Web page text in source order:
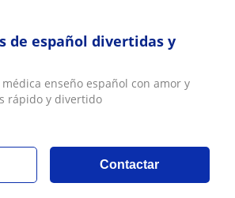
de español divertidas y
enseño español con amor y
rápido y divertido
Contactar